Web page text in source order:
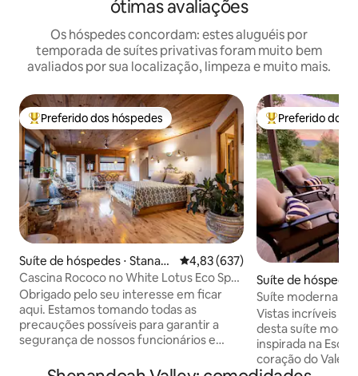
ótimas avaliações
Os hóspedes concordam: estes aluguéis por
temporada de suítes privativas foram muito bem
avaliados por sua localização, limpeza e muito mais.
Entre os melhores preferidos dos hóspedes
Preferido dos hóspedes
Suíte de hóspedes ⋅ Stanard
sville
4,83 de uma avaliação média de
4,83 (637)
Cascina Rococo no White Lotus Eco Spa
Retreat
Obrigado pelo seu interesse em ficar
aqui. Estamos tomando todas as
precauções possíveis para garantir a
segurança de nossos funcionários e
desinfetantes aprovados pelo CDC e
Entre os
Preferido dos
Suíte de
ock
Suíte moderna no
montanha*Cama
Vistas incríveis
desta suíte
inspirada na
coração do Vale